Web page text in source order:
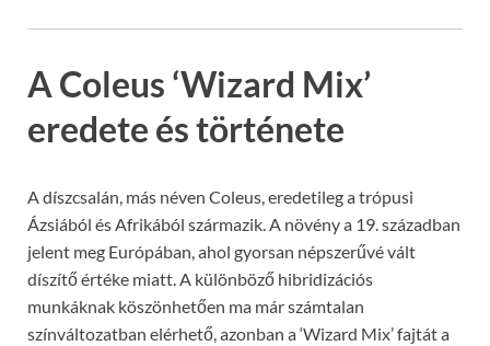
A Coleus ‘Wizard Mix’
eredete és története
A díszcsalán, más néven Coleus, eredetileg a trópusi
Ázsiából és Afrikából származik. A növény a 19. században
jelent meg Európában, ahol gyorsan népszerűvé vált
díszítő értéke miatt. A különböző hibridizációs
munkáknak köszönhetően ma már számtalan
színváltozatban elérhető, azonban a ‘Wizard Mix’ fajtát a